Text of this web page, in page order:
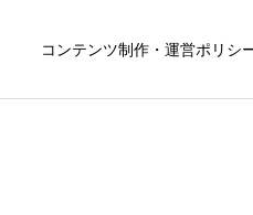
コンテンツ制作・運営ポリシ